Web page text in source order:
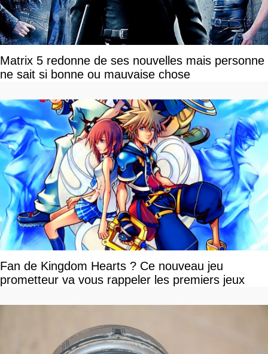
Matrix 5 redonne de ses nouvelles mais personne
ne sait si bonne ou mauvaise chose
Fan de Kingdom Hearts ? Ce nouveau jeu
prometteur va vous rappeler les premiers jeux